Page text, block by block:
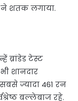
शतक लगाया.
ब्रांडेड टेस्ट
शानदार
ज्यादा 461 रन
बल्लेबाज रहे.